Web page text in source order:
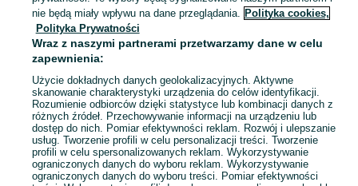
Mapa kategorii
Mapa miejscowości
Mapa ministron
Popularne wyszukiwania
nie będą miały wpływu na dane przeglądania. Polityka cookies,
Polityka Prywatności
Wraz z naszymi partnerami przetwarzamy dane w celu
zapewnienia:
Użycie dokładnych danych geolokalizacyjnych. Aktywne
skanowanie charakterystyki urządzenia do celów identyfikacji.
Rozumienie odbiorców dzięki statystyce lub kombinacji danych z
różnych źródeł. Przechowywanie informacji na urządzeniu lub
dostęp do nich. Pomiar efektywności reklam. Rozwój i ulepszanie
usług. Tworzenie profili w celu personalizacji treści. Tworzenie
profili w celu spersonalizowanych reklam. Wykorzystywanie
ograniczonych danych do wyboru reklam. Wykorzystywanie
ograniczonych danych do wyboru treści. Pomiar efektywności